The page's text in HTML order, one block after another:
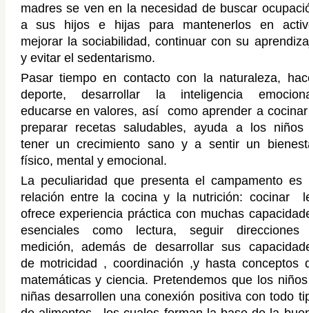
madres se ven en la necesidad de buscar
a sus hijos e hijas para mantenerlos en
mejorar la sociabilidad, continuar con su
y evitar el sedentarismo.
Pasar tiempo en contacto con la naturaleza,
deporte, desarrollar la inteligencia
educarse en valores, así como aprender a
preparar recetas saludables, ayuda a los
tener un crecimiento sano y a sentir un
físico, mental y emocional.
La peculiaridad que presenta el campamento es
relación entre la cocina y la nutrición: cocinar
ofrece experiencia práctica con muchas
esenciales como lectura, seguir
medición, además de desarrollar sus
de motricidad , coordinación ,y hasta conceptos
matemáticas y ciencia. Pretendemos que los
niñas desarrollen una conexión positiva con todo